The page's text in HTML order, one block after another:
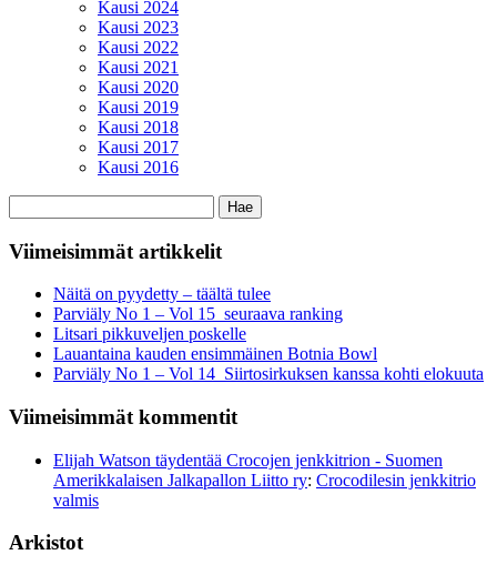
Kausi 2024
Kausi 2023
Kausi 2022
Kausi 2021
Kausi 2020
Kausi 2019
Kausi 2018
Kausi 2017
Kausi 2016
Viimeisimmät artikkelit
Näitä on pyydetty – täältä tulee
Parviäly No 1 – Vol 15 seuraava ranking
Litsari pikkuveljen poskelle
Lauantaina kauden ensimmäinen Botnia Bowl
Parviäly No 1 – Vol 14 Siirtosirkuksen kanssa kohti elokuuta
Viimeisimmät kommentit
Elijah Watson täydentää Crocojen jenkkitrion - Suomen
Amerikkalaisen Jalkapallon Liitto ry: Crocodilesin jenkkitrio
valmis
Arkistot